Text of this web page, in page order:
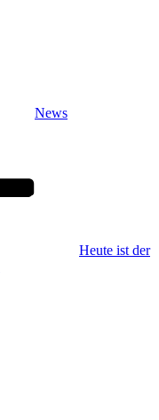
News
Heute ist der